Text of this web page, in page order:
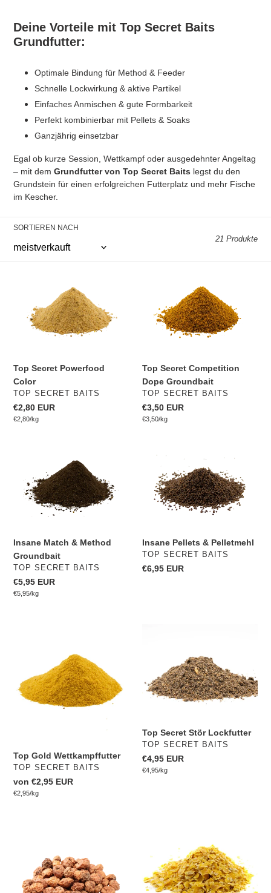
Deine Vorteile mit Top Secret Baits
Grundfutter:
Optimale Bindung für Method & Feeder
Schnelle Lockwirkung & aktive Partikel
Einfaches Anmischen & gute Formbarkeit
Perfekt kombinierbar mit Pellets & Soaks
Ganzjährig einsetzbar
Egal ob kurze Session, Wettkampf oder ausgedehnter Angeltag
– mit dem Grundfutter von Top Secret Baits legst du den
Grundstein für einen erfolgreichen Futterplatz und mehr Fische
im Kescher.
SORTIEREN NACH
21 Produkte
Powerfood
Color
Top Secret Powerfood
Color
VERKÄUFER
TOP SECRET BAITS
Normaler
Preis
€2,80 EUR
Einzelpreis
€2,80/pro
kg
Competition
Dope
Groundbait
Top Secret Competition
Dope Groundbait
VERKÄUFER
TOP SECRET BAITS
Normaler
Preis
€3,50 EUR
Einzelpreis
€3,50/pro
kg
Method
Groundbait
Insane Match & Method
Groundbait
VERKÄUFER
TOP SECRET BAITS
Normaler
Preis
€5,95 EUR
Einzelpreis
€5,95/pro
kg
Insane
Pelletmehl
Insane Pellets & Pelletmehl
VERKÄUFER
TOP SECRET BAITS
Normaler
€6,95 EUR
Wettkampffutter
Top Gold Wettkampffutter
VERKÄUFER
TOP SECRET BAITS
Normaler
Preis
von €2,95 EUR
Einzelpreis
€2,95/pro
kg
Lockfutter
Top Secret Stör Lockfutter
VERKÄUFER
TOP SECRET BAITS
Normaler
Preis
€4,95 EUR
Einzelpreis
€4,95/pro
kg